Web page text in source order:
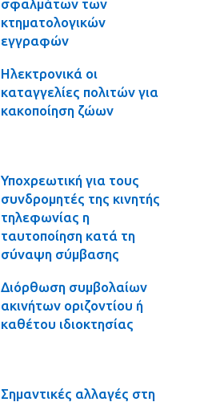
σφαλμάτων των
κτηματολογικών
εγγραφών
Ηλεκτρονικά οι
καταγγελίες πολιτών για
κακοποίηση ζώων
Υποχρεωτική για τους
συνδρομητές της κινητής
τηλεφωνίας η
ταυτοποίηση κατά τη
σύναψη σύμβασης
Διόρθωση συμβολαίων
ακινήτων οριζοντίου ή
καθέτου ιδιοκτησίας
Σημαντικές αλλαγές στη